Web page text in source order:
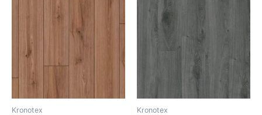
Kronotex Kronotex